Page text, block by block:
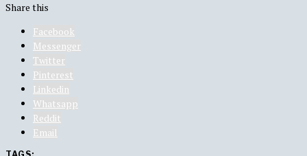
Share this
Facebook
Messenger
Twitter
Pinterest
Linkedin
Whatsapp
Reddit
Email